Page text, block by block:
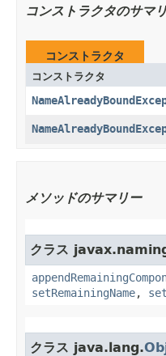
コンストラクタのサマ
コンストラクタ
コンストラクタ
メソッドのサマリー
クラス
setRemainingName,
クラス java.lang.